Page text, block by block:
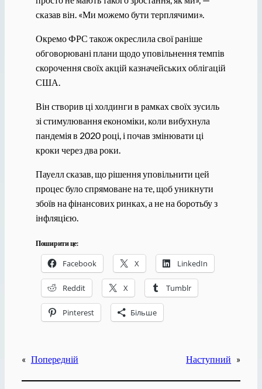
сказав він. «Ми можемо бути терплячими».
Окремо ФРС також окреслила свої раніше
обговорювані плани щодо уповільнення темпів
скорочення своїх акцій казначейських облігацій
США.
Він створив ці холдинги в рамках своїх зусиль
зі стимулювання економіки, коли вибухнула
пандемія в 2020 році, і почав змінювати ці
кроки через два роки.
Пауелл сказав, що рішення уповільнити цей
процес було спрямоване на те, щоб уникнути
збоїв на фінансових ринках, а не на боротьбу з
інфляцією.
Поширити це:
Facebook X LinkedIn
Reddit X Tumblr
Pinterest Більше
« Попередній Наступний »